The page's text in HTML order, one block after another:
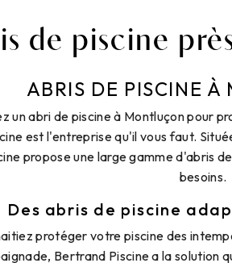
de piscine
ABRIS DE PISCINE À
un abri de piscine à Montluçon pour
est l'entreprise qu'il vous faut.
propose une large gamme d'abris
besoins.
Des abris de piscine
protéger votre piscine des
Bertrand Piscine a la solution